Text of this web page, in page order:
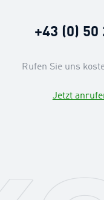
+43 (0) 50
Rufen Sie uns
Jetzt